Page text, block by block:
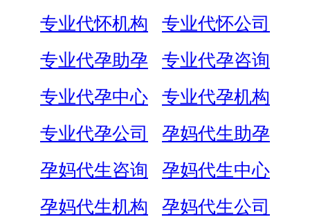
专业代怀机构
专业代怀公司
专业代孕助孕
专业代孕咨询
专业代孕中心
专业代孕机构
专业代孕公司
孕妈代生助孕
孕妈代生咨询
孕妈代生中心
孕妈代生机构
孕妈代生公司